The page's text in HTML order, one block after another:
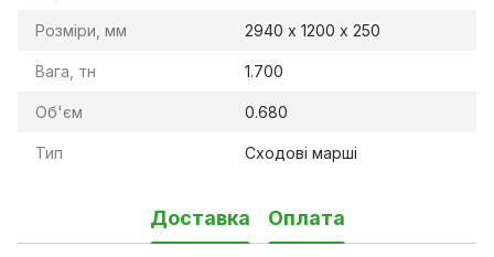
Розміри, мм 2940 х 1200 х 250
Вага, тн 1.700
Об'єм 0.680
Тип Сходові марші
Доставка Оплата